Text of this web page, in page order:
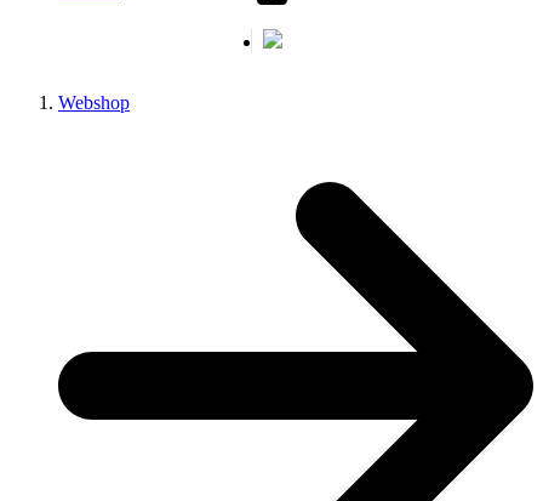
Webshop